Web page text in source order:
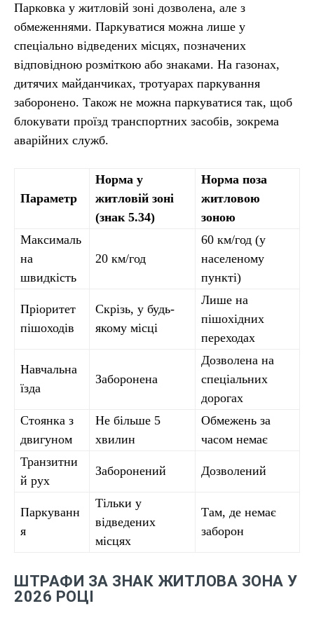
Парковка у житловій зоні дозволена, але з
обмеженнями. Паркуватися можна лише у
спеціально відведених місцях, позначених
відповідною розміткою або знаками. На газонах,
дитячих майданчиках, тротуарах паркування
заборонено. Також не можна паркуватися так, щоб
блокувати проїзд транспортних засобів, зокрема
аварійних служб.
Параметр
Норма у
житловій зоні
(знак 5.34)
Норма поза
житловою
зоною
Максималь
на
швидкість
20 км/год
60 км/год (у
населеному
пункті)
Пріоритет
пішоходів
Скрізь, у будь-
якому місці
Лише на
пішохідних
переходах
Навчальна
їзда
Заборонена
Дозволена на
спеціальних
дорогах
Стоянка з
двигуном
Не більше 5
хвилин
Обмежень за
часом немає
Транзитни
й рух
Заборонений Дозволений
Паркуванн
я
Тільки у
відведених
місцях
Там, де немає
заборон
ШТРАФИ ЗА ЗНАК ЖИТЛОВА ЗОНА У
2026 РОЦІ